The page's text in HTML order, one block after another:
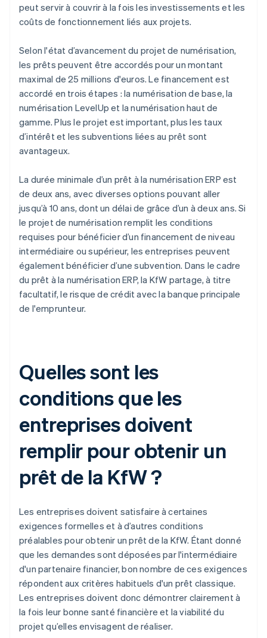
peut servir à couvrir à la fois les investissements et les
coûts de fonctionnement liés aux projets.
Selon l'état d’avancement du projet de numérisation,
les prêts peuvent être accordés pour un montant
maximal de 25 millions d'euros. Le financement est
accordé en trois étapes : la numérisation de base, la
numérisation LevelUp et la numérisation haut de
gamme. Plus le projet est important, plus les taux
d’intérêt et les subventions liées au prêt sont
avantageux.
La durée minimale d’un prêt à la numérisation ERP est
de deux ans, avec diverses options pouvant aller
jusqu’à 10 ans, dont un délai de grâce d’un à deux ans. Si
le projet de numérisation remplit les conditions
requises pour bénéficier d’un financement de niveau
intermédiaire ou supérieur, les entreprises peuvent
également bénéficier d’une subvention. Dans le cadre
du prêt à la numérisation ERP, la KfW partage, à titre
facultatif, le risque de crédit avec la banque principale
de l'emprunteur.
Quelles sont les
conditions que les
entreprises doivent
remplir pour obtenir un
prêt de la KfW ?
Les entreprises doivent satisfaire à certaines
exigences formelles et à d’autres conditions
préalables pour obtenir un prêt de la KfW. Étant donné
que les demandes sont déposées par l'intermédiaire
d'un partenaire financier, bon nombre de ces exigences
répondent aux critères habituels d'un prêt classique.
Les entreprises doivent donc démontrer clairement à
la fois leur bonne santé financière et la viabilité du
projet qu’elles envisagent de réaliser.